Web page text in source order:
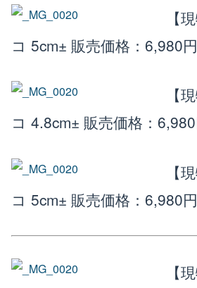
【
コ 5cm± 販売価格：6,980円
【
コ 4.8cm± 販売価格：
【
コ 5cm± 販売価格：6,980円
【